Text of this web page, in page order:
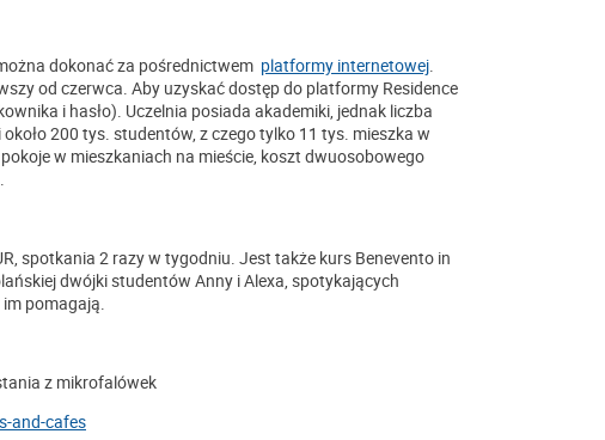
dokonać za pośrednictwem platformy internetowej.
od czerwca. Aby uzyskać dostęp do platformy Residence
i hasło). Uczelnia posiada akademiki, jednak liczba
200 tys. studentów, z czego tylko 11 tys. mieszka w
w mieszkaniach na mieście, koszt dwuosobowego
spotkania 2 razy w tygodniu. Jest także kurs Benevento in
dwójki studentów Anny i Alexa, spotykających
pomagają.
z mikrofalówek
and-cafes